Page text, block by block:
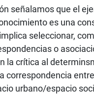
señalamos que el
es una
seleccionar,
o
la crítica al
correspondencia
urbano/espacio